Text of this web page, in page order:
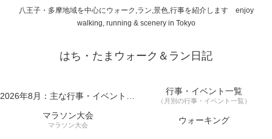
八王子・多摩地域を中心にウォーク,ラン,景色,行事を紹介します enjoy
walking, running & scenery in Tokyo
はち・たまウォーク＆ラン日記
2026年8月：主な行事・イベント一覧 行事・イベント一覧
（月別の行事・イベント一覧）
マラソン大会
マラソン大会 ウォーキング